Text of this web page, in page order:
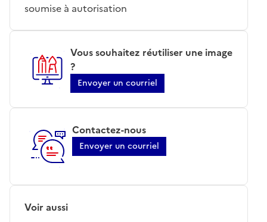
soumise à autorisation
Vous souhaitez réutiliser une image
?
Envoyer un courriel
Contactez-nous
Envoyer un courriel
Voir aussi